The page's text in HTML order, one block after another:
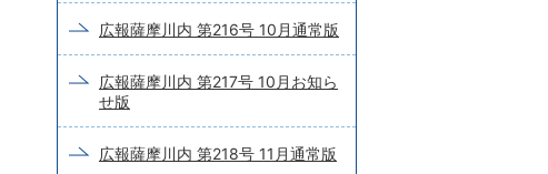
広報薩摩川内 第216号 10月通常版
広報薩摩川内 第217号 10月お知ら
せ版
広報薩摩川内 第218号 11月通常版